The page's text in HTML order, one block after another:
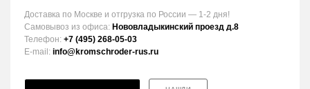
Доставка по Москве и отгрузка по России — 1-2 дня!
Самовывоз из офиса: Нововладыкинский проезд д.8
Телефон: +7 (495) 268-05-03
E-mail: info@kromschroder-rus.ru